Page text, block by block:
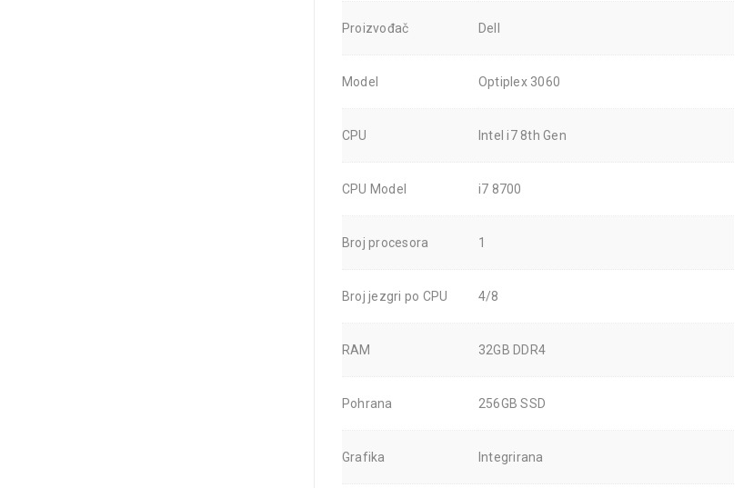
Proizvođač Dell
Model Optiplex 3060
CPU Intel i7 8th Gen
CPU Model i7 8700
Broj procesora 1
Broj jezgri po CPU 4/8
RAM 32GB DDR4
Pohrana 256GB SSD
Grafika Integrirana